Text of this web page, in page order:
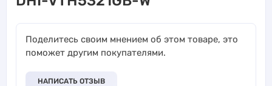
Поделитесь своим мнением об этом товаре, это
поможет другим покупателями.
НАПИСАТЬ ОТЗЫВ